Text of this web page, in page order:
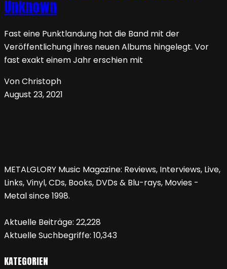
Unknown
Fast eine Punktlandung hat die Band mit der
Veröffentlichung ihres neuen Albums hingelegt. Vor
fast exakt einem Jahr erschien mit
Von Christoph
August 23, 2021
METALGLORY Music Magazine: Reviews, Interviews, Live,
Links, Vinyl, CDs, Books, DVDs & Blu-rays, Movies -
Metal since 1998.
Aktuelle Beiträge: 22,228
Aktuelle Suchbegriffe: 10,343
KATEGORIEN